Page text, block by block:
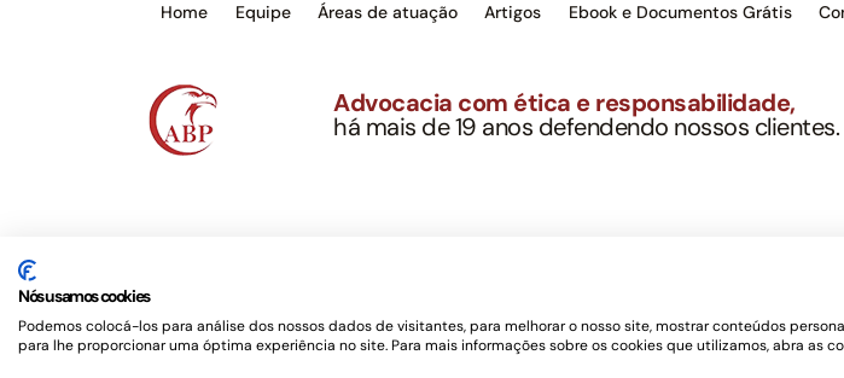
Home Equipe Áreas de atuação Artigos Ebook e Documentos Grátis
Advocacia com ética e responsabilidade,
há mais de 19 anos defendendo nossos clientes.
Este site não é um produto Meta Platforms, Inc., Google LLC, tampouco oferece
serviços jurídicos, privativos de advogados, de acordo com a legislação vigente e o
OAB/SP nº 22477 –
Desenvolvido porRotamaxima Digital
Nós usamos cookies
Podemos colocá-los para análise dos nossos dados de visitantes, para melhorar o nosso site, mostrar conteúdos
para lhe proporcionar uma óptima experiência no site. Para mais informações sobre os cookies que utilizamos, abra as